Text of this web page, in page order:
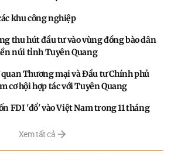
khu công nghiệp
thu hút đầu tư vào vùng đồng bào dân
núi tỉnh Tuyên Quang
quan Thương mại và Đầu tư Chính phủ
cơ hội hợp tác với Tuyên Quang
FDI 'đổ' vào Việt Nam trong 11 tháng
Xem tất cả